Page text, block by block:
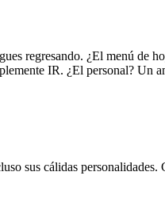
regresando. ¿El menú de
IR. ¿El personal? Un
sus cálidas personalidades.